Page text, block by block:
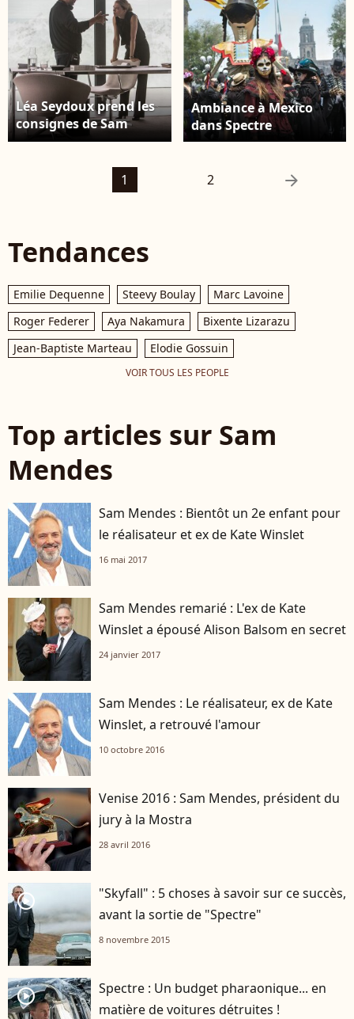
Léa Seydoux prend les
consignes de Sam
Mendes dans Spectre
Ambiance à Mexico
dans Spectre
1 2 arrow_right
Tendances
Emilie Dequenne Steevy Boulay
Marc Lavoine
Roger Federer
Aya Nakamura
Bixente Lizarazu
Jean-Baptiste Marteau
Elodie Gossuin
VOIR TOUS LES PEOPLE
Top articles sur Sam
Mendes
Sam Mendes : Bientôt un 2e enfant pour
le réalisateur et ex de Kate Winslet
16 mai 2017
Sam Mendes remarié : L'ex de Kate
Winslet a épousé Alison Balsom en secret
24 janvier 2017
Sam Mendes : Le réalisateur, ex de Kate
Winslet, a retrouvé l'amour
10 octobre 2016
Venise 2016 : Sam Mendes, président du
jury à la Mostra
28 avril 2016
player2
"Skyfall" : 5 choses à savoir sur ce succès,
avant la sortie de "Spectre"
8 novembre 2015
player2
Spectre : Un budget pharaonique... en
matière de voitures détruites !